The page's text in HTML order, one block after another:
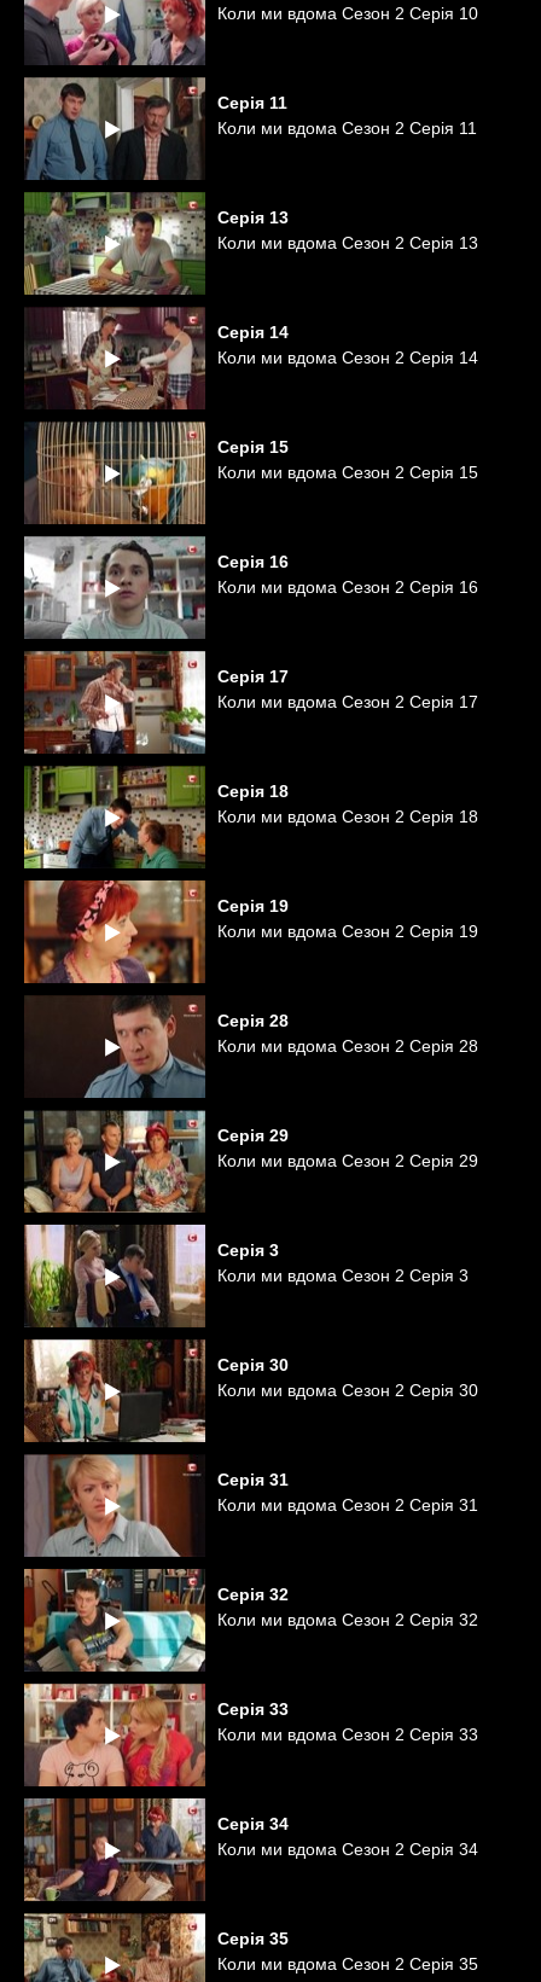
Коли ми вдома Сезон 2 Серія 10
Серія 11
Коли ми вдома Сезон 2 Серія 11
Серія 13
Коли ми вдома Сезон 2 Серія 13
Серія 14
Коли ми вдома Сезон 2 Серія 14
Серія 15
Коли ми вдома Сезон 2 Серія 15
Серія 16
Коли ми вдома Сезон 2 Серія 16
Серія 17
Коли ми вдома Сезон 2 Серія 17
Серія 18
Коли ми вдома Сезон 2 Серія 18
Серія 19
Коли ми вдома Сезон 2 Серія 19
Серія 28
Коли ми вдома Сезон 2 Серія 28
Серія 29
Коли ми вдома Сезон 2 Серія 29
Серія 3
Коли ми вдома Сезон 2 Серія 3
Серія 30
Коли ми вдома Сезон 2 Серія 30
Серія 31
Коли ми вдома Сезон 2 Серія 31
Серія 32
Коли ми вдома Сезон 2 Серія 32
Серія 33
Коли ми вдома Сезон 2 Серія 33
Серія 34
Коли ми вдома Сезон 2 Серія 34
Серія 35
Коли ми вдома Сезон 2 Серія 35